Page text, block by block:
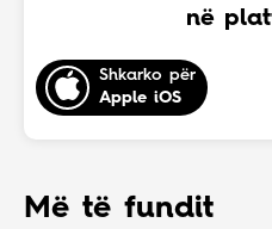
në
Shkarko për
Apple iOS
Më të fundit